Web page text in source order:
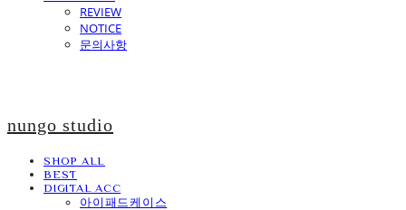
REVIEW
NOTICE
문의사항
nungo studio
SHOP ALL
BEST
DIGITAL ACC
아이패드케이스